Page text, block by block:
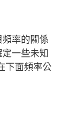
率的關係
一些未知
下面頻率公